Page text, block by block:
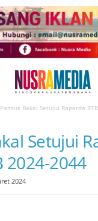
Pansus Bakal Setujui Raperda
Setujui
2024-2044
2024